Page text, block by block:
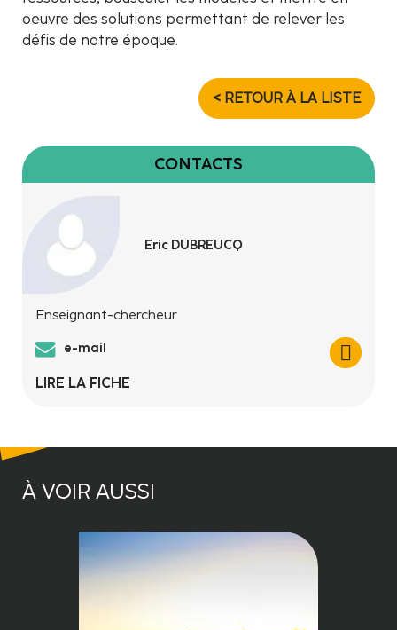
oeuvre des solutions permettant de relever les
défis de notre époque.
< RETOUR À LA LISTE
CONTACTS
Eric DUBREUCQ
Enseignant-chercheur
e-mail
LIRE LA FICHE
À VOIR AUSSI